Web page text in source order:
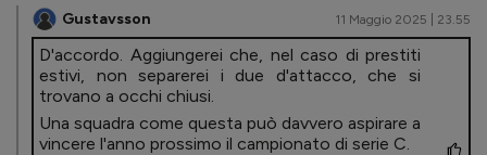
Gustavsson 11 Maggio 2025 | 23.55
D'accordo. Aggiungerei che, nel caso di prestiti
estivi, non separerei i due d'attacco, che si
trovano a occhi chiusi.
Una squadra come questa può davvero aspirare a
vincere l'anno prossimo il campionato di serie C.